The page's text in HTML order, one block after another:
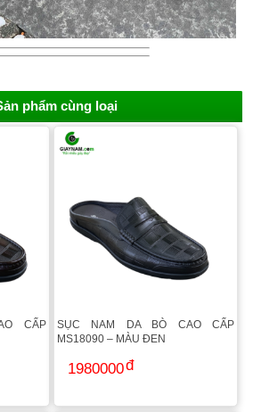
phẩm cùng loại
CẤP
SỤC NAM DA BÒ CAO CẤP
MS18090 – MÀU ĐEN
1980000